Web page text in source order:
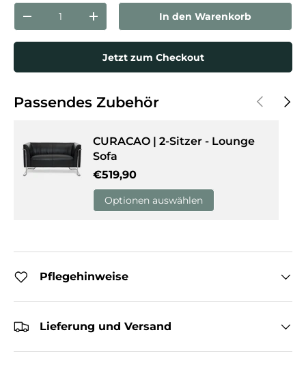
Menge verringernMenge erhöhenIn den Warenkorb
Jetzt zum Checkout
Passendes Zubehör Vorherige
CURACAO | 2-Sitzer - Lounge
Sofa
Normaler Preis
€519,90
Optionen auswählen
Pflegehinweise
Lieferung und Versand